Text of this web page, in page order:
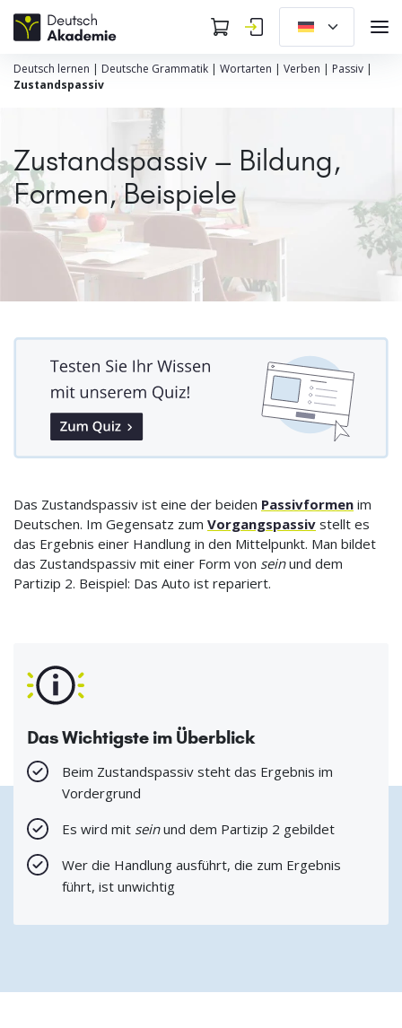
Deutsch lernen | Deutsche Grammatik | Wortarten | Verben | Passiv |
Zustandspassiv
Zustandspassiv – Bildung,
Formen, Beispiele
Das Zustandspassiv ist eine der beiden Passivformen im
Deutschen. Im Gegensatz zum Vorgangspassiv stellt es
das Ergebnis einer Handlung in den Mittelpunkt. Man bildet
das Zustandspassiv mit einer Form von seinund dem
Partizip 2. Beispiel: Das Auto ist repariert.
Das Wichtigste im Überblick
Beim Zustandspassiv steht das Ergebnis im
Vordergrund
Es wird mit seinund dem Partizip 2 gebildet
Wer die Handlung ausführt, die zum Ergebnis
führt, ist unwichtig